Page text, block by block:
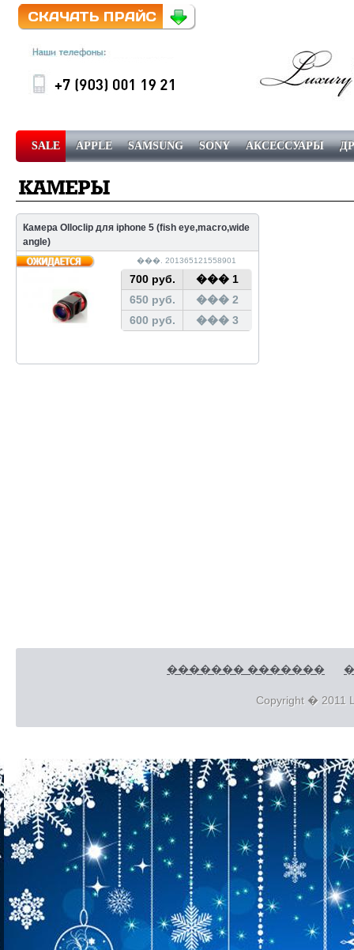
SALE APPLE SAMSUNG SONY АКСЕССУАРЫ
������ � ��������
Камера Olloclip для iphone 5 (fish eye,macro,wide
angle)
���. 201365121558901
700 руб.
��� 1
650 руб.
��� 2
600 руб.
��� 3
������� �������
Copyright � 2011